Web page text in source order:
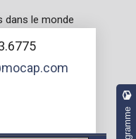
le monde
mocap.com
Diagramme